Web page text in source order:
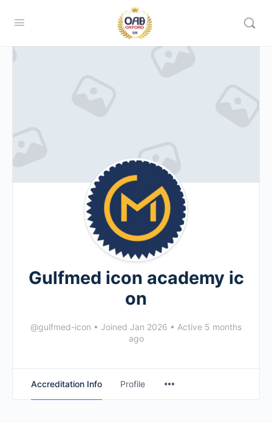
Gulfmed icon academy ic
on
@gulfmed-icon • Joined Jan 2026 • Active 5 months
ago
Accreditation Info Profile